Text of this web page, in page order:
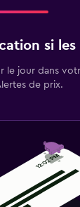
si
le jour dans
de prix.